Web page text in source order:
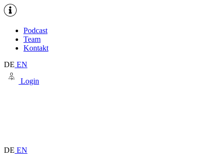
Podcast
Team
Kontakt
DE EN
Login
DE EN